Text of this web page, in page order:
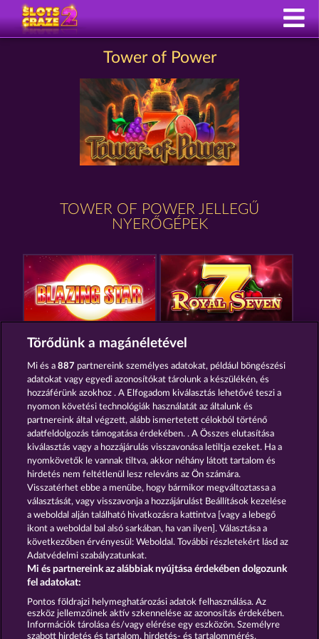
Tower of Power
TOWER OF POWER JELLEGŰ
NYERŐGÉPEK
BLAZING STAR ROYAL SEVEN
ROYAL SEVEN ULTRA
Részvételi feltételek
Adatkezelési tájékoztató Impresszum
A cég GYIK
Törődünk a magánéletével
Mi és a887 partnereink személyes adatokat, például böngészési
adatokat vagy egyedi azonosítókat tárolunk a készülékén, és
hozzáférünk azokhoz . A Elfogadom kiválasztás lehetővé teszi a
nyomon követési technológiák használatát az általunk és
partnereink által végzett, alább ismertetett célokból történő
adatfeldolgozás támogatása érdekében. . A Összes elutasítása
kiválasztás vagy a hozzájárulás visszavonása letiltja ezeket. Ha a
nyomkövetők le vannak tiltva, akkor néhány látott tartalom és
hirdetés nem feltétlenül lesz releváns az Ön számára.
Visszatérhet ebbe a menübe, hogy bármikor megváltoztassa a
választását, vagy visszavonja a hozzájárulást Beállítások kezelése
a weboldal alján található hivatkozásra kattintva [vagy a lebegő
ikont a weboldal bal alsó sarkában, ha van ilyen]. Választása a
következőben érvényesül: Weboldal. További részletekért lásd az
Adatvédelmi szabályzatunkat.
Mi és partnereink az alábbiak nyújtása érdekében dolgozunk
fel adatokat:
Pontos földrajzi helymeghatározási adatok felhasználása. Az
eszköz jellemzőinek aktív szkennelése az azonosítás érdekében.
Információk tárolása és/vagy elérése egy eszközön. Személyre
szabott hirdetés és tartalom, hirdetés- és tartalommérés,